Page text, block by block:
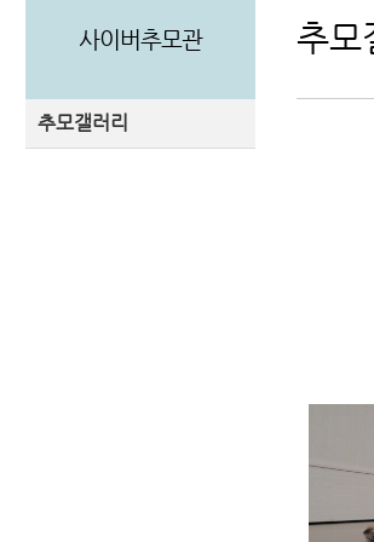
사이버추모관
추모갤러리
추모